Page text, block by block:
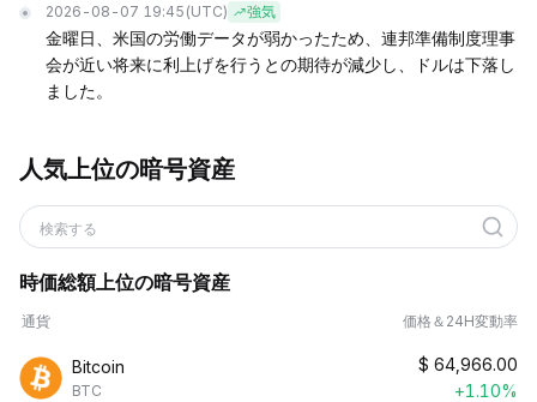
2026-08-07 19:45 (UTC) 強気
金曜日、米国の労働データが弱かったため、連邦準備制度理事
会が近い将来に利上げを行うとの期待が減少し、ドルは下落し
ました。
人気上位の暗号資産
検索する
時価総額上位の暗号資産
通貨 価格＆24H変動率
Bitcoin
BTC
$ 64,966.00
+1.10%